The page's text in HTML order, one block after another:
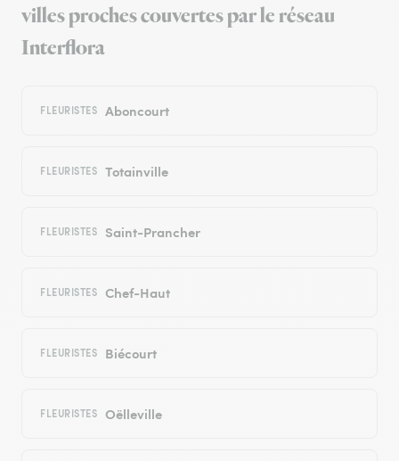
villes proches couvertes par le réseau
Interflora
FLEURISTES Aboncourt
FLEURISTES Totainville
FLEURISTES Saint-Prancher
FLEURISTES Chef-Haut
FLEURISTES Biécourt
FLEURISTES Oëlleville